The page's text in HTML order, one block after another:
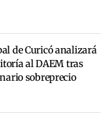
de Curicó analizará
al DAEM tras
sobreprecio